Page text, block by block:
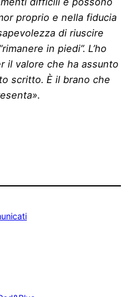
proprio e nella fiducia
di riuscire
in piedi”. L’ho
il valore che ha assunto
scritto. È il brano che